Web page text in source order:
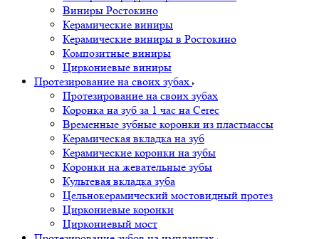
Виниры Ростокино
Керамические виниры
Керамические виниры в Ростокино
Композитные виниры
Циркониевые виниры
Протезирование на своих зубах
Протезирование на своих зубах
Коронка на зуб за 1 час на Cerec
Временные зубные коронки из пластмассы
Керамическая вкладка на зуб
Керамические коронки на зубы
Коронки на жевательные зубы
Культевая вкладка зуба
Цельнокерамический мостовидный протез
Циркониевые коронки
Циркониевый мост